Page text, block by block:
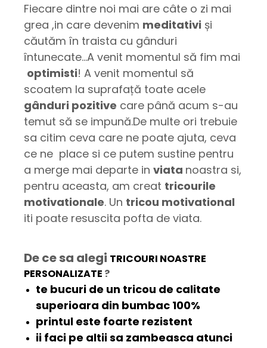
Fiecare dintre noi mai are câte o zi mai
grea ,in care devenim meditativi și
căutăm în traista cu gânduri
întunecate...A venit momentul să fim mai
optimisti! A venit momentul să
scoatem la suprafață toate acele
gânduri pozitive care până acum s-au
temut să se impună.De multe ori trebuie
sa citim ceva care ne poate ajuta, ceva
ce ne place si ce putem sustine pentru
a merge mai departe in viata noastra si,
pentru aceasta, am creat tricourile
motivationale. Un tricou motivational
iti poate resuscita pofta de viata.
De ce sa alegi TRICOURI NOASTRE
PERSONALIZATE ?
te bucuri de un tricou de calitate
superioara din bumbac 100%
printul este foarte rezistent
ii faci pe altii sa zambeasca atunci